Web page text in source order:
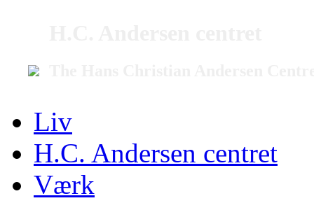
Liv
H.C. Andersen centret
Værk